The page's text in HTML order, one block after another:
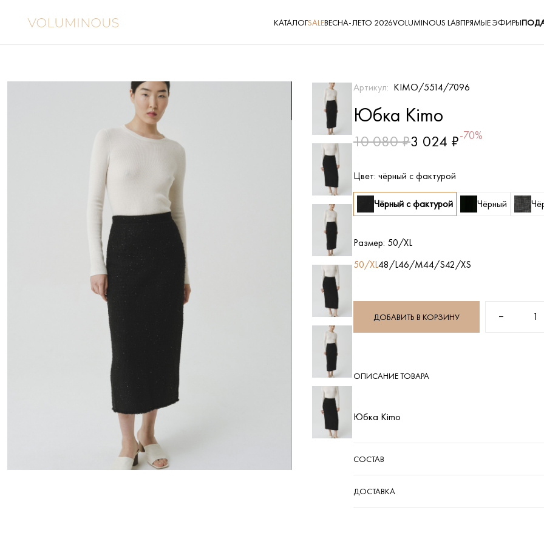
КАТАЛОГSALEВЕСНА-ЛЕТО 2026VOLUMINOUS LABПРЯМЫЕ ЭФИРЫ
Артикул: KIMO/5514/7096
Юбка Kimo
10 080 ₽3 024 ₽-70%
Цвет: чёрный с фактурой
Чёрный с фактурой Чёрный
Размер: 50/XL
50/XL48/L46/M44/S42/XS
ДОБАВИТЬ В КОРЗИНУ − 1
ОПИСАНИЕ ТОВАРА
Юбка Kimo
СОСТАВ
ДОСТАВКА